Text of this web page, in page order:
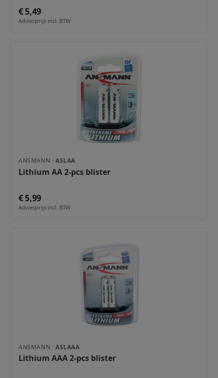
€ 5,49
Adviesprijs incl. BTW
ANSMANN · ASLAA
Lithium AA 2-pcs blister
€ 5,99
Adviesprijs incl. BTW
ANSMANN · ASLAAA
Lithium AAA 2-pcs blister